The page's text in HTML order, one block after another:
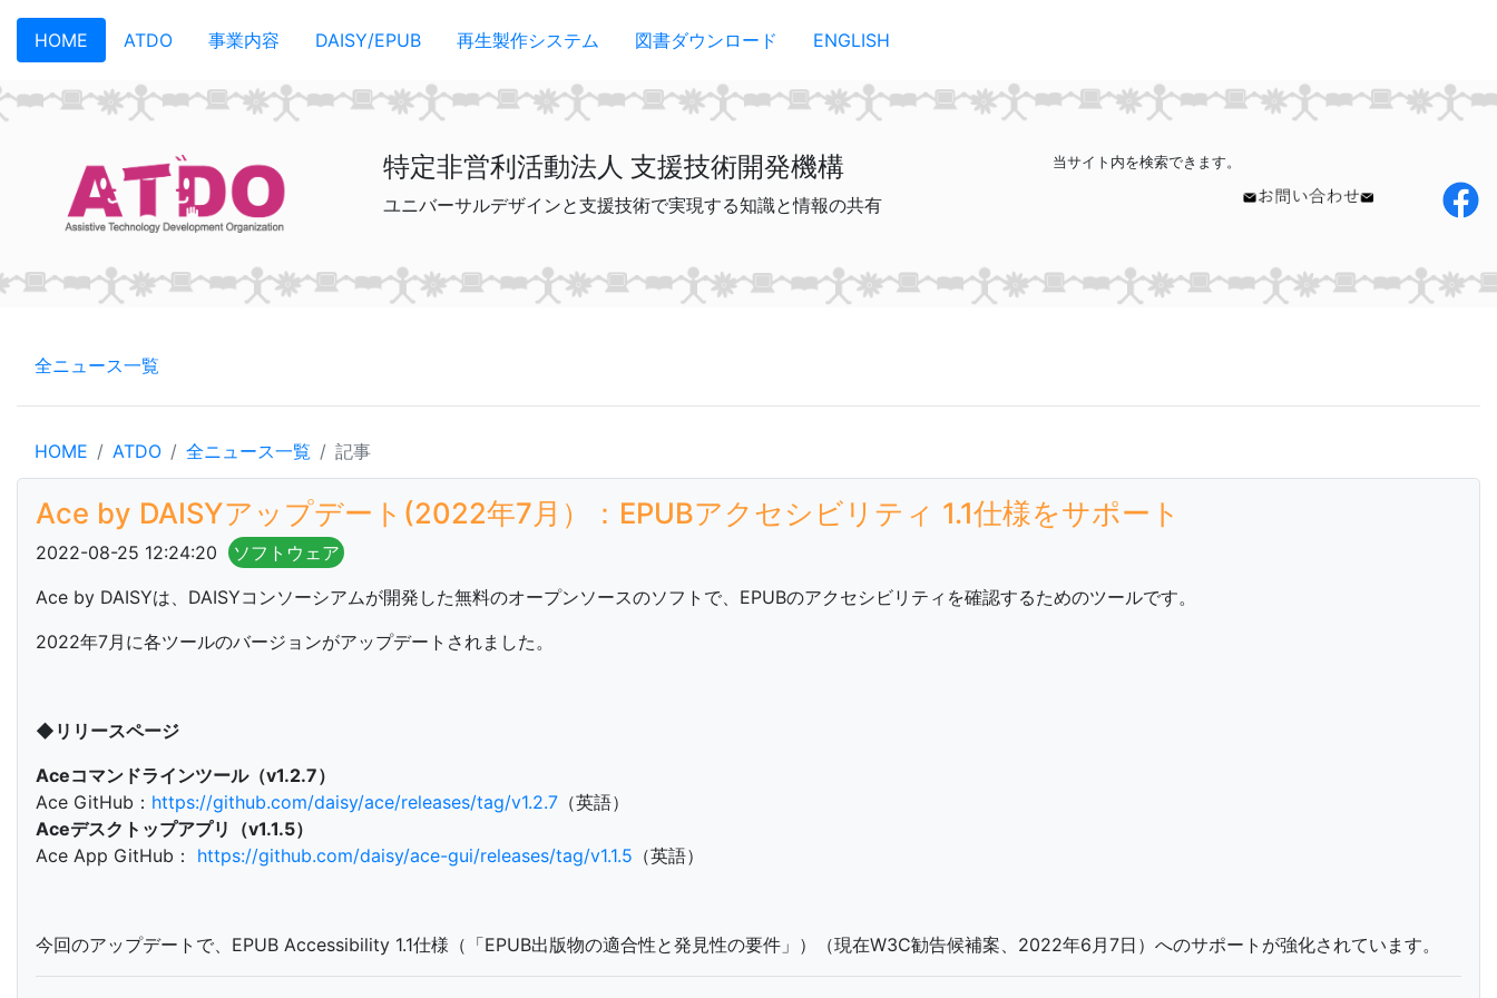
メインコンテンツへスキップ
HOME ATDO 事業内容 DAISY/EPUB 再生製作システム 図書ダウンロード ENGLISH
特定非営利活動法人 支援技術開発機構
ユニバーサルデザインと支援技術で実現する知識と情報の共有
当サイト内を検索できます。
全ニュース一覧
HOME ATDO 全ニュース一覧 記事
Ace by DAISYアップデート(2022年7月）：EPUBアクセシビリティ 1.1仕様をサポート
2022-08-25 12:24:20
ソフトウェア
Ace by DAISYは、DAISYコンソーシアムが開発した無料のオープンソースのソフトで、EPUBのアクセシビリティを確認するためのツールです。
2022年7月に各ツールのバージョンがアップデートされました。
◆リリースページ
Aceコマンドラインツール（v1.2.7）
Ace GitHub： https://github.com/daisy/ace/releases/tag/v1.2.7 （英語）
Aceデスクトップアプリ（v1.1.5）
Ace App GitHub： https://github.com/daisy/ace-gui/releases/tag/v1.1.5 （英語）
今回のアップデートで、EPUB Accessibility 1.1仕様（「EPUB出版物の適合性と発見性の要件」）（現在W3C勧告候補案、2022年6月7日）へのサポートが強化されています。